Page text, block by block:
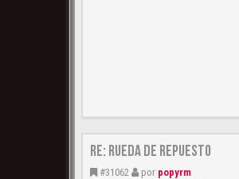
Re: Rueda de repuesto
#31062 por popyrm